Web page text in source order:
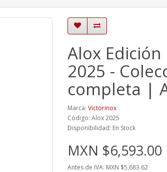
Alox
2025 -
completa |
Marca: Victorinox
Código: Alox 2025
Disponibilidad: En Stock
MXN $6,593.00
Antes de IVA: MXN $5,683.62